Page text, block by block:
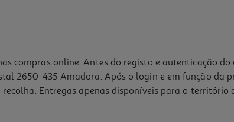
compras online. Antes do registo e autenticação
2650-435 Amadora. Após o login e em função da
Entregas apenas disponíveis para o